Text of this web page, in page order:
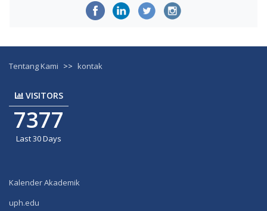
Tentang Kami >> kontak
VISITORS
7377
Last 30 Days
Kalender Akademik
uph.edu